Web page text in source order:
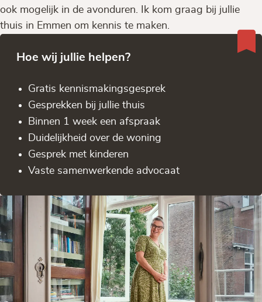
ook mogelijk in de avonduren. Ik kom graag bij jullie
thuis in Emmen om kennis te maken.
Hoe wij jullie helpen?
Gratis kennis­makingsgesprek
Gesprekken bij jullie thuis
Binnen 1 week een afspraak
Duidelijkheid over de woning
Gesprek met kinderen
Vaste samenwerkende advocaat